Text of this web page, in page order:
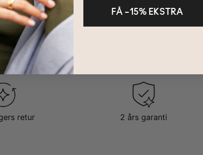
retur 2 års garanti
FÅ –15% EKSTRA